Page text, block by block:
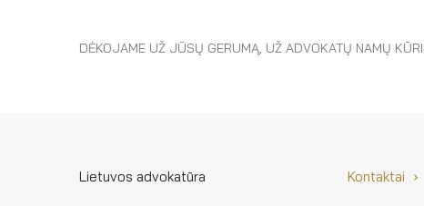
DĖKOJAME UŽ JŪSŲ GERUMĄ, UŽ ADVOKATŲ NAMŲ
Lietuvos advokatūra Kontaktai